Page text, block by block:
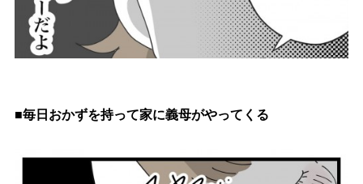
■毎日おかずを持って家に義母がやってくる